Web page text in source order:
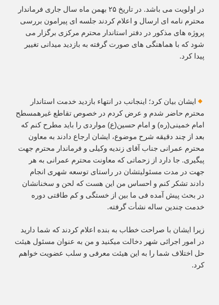
در اولویت می باشد. در تاریخ ۲۵ بهمن ماه سال جاری فرماندار
محترم نامه ای ارسال و اعلام کردند جلسه ای پیرامون بررسی
پروژه های مذکور در دفتر استاندار محترم مرکزی برگزار می
شود که با هماهنگی های صورت گرفته به بازدید میدانی تغییر
پیدا کرد.
ایشان بیان کرد؛ اینجانب در انتهاء بازدید خدمت استاندار
محترم حاضر شدم و عرض کردم در خصوص تقاطع غیرهمسطح
امام خمینی(ره) و‌ امام حسین(ع) مواردی را باید مطرح کنم که
بعد از چند دقیقه شرح موضوع، ایشان ارجاع دادند به معاون
محترم عمرانی جناب آقای زندیه وکیلی و فرماندار محترم جهت
پیگیری. جا دارد از زحماتی که معاونت محترم عمرانی به هر
جهت در مدت مسئولیتشان در راستای توسعه شهری انجام
دادند تشکر کنم و احساس من این هست که لحن و سخنانشان
در بحث پیش آمده فی ما بین از خستگی و کم طاقتی دوره
خدمت چندین ساله نشأت گرفته.
زیرا ایشان با صراحت خطاب به بنده اعلام کردند که شما دارید
در امور اجرائی شهر دخالت میکنید و من به عنوان مسئول هیئت
حل اختلاف شما را به این هیئت معرفی و سلب عضویت خواهم
کرد.